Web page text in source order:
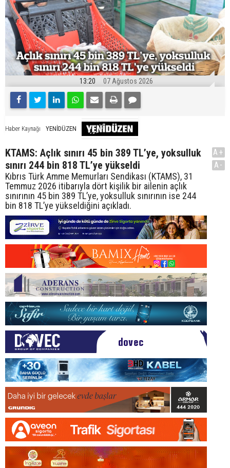
13:20 07 Ağustos 2026
Haber Kaynağı YENİDÜZEN
KTAMS: Açlık sınırı 45 bin 389 TL’ye, yoksulluk
sınırı 244 bin 818 TL’ye yükseldi
Kıbrıs Türk Amme Memurları Sendikası (KTAMS), 31
Temmuz 2026 itibarıyla dört kişilik bir ailenin açlık
sınırının 45 bin 389 TL’ye, yoksulluk sınırının ise 244
bin 818 TL’ye yükseldiğini açıkladı.
A+
A-